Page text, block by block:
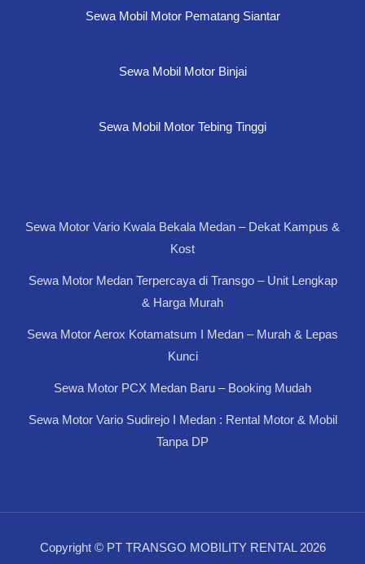
Sewa Mobil Motor Pematang Siantar
Sewa Mobil Motor Binjai
Sewa Mobil Motor Tebing Tinggi
Sewa Motor Vario Kwala Bekala Medan – Dekat Kampus &
Kost
Sewa Motor Medan Terpercaya di Transgo – Unit Lengkap
& Harga Murah
Sewa Motor Aerox Kotamatsum I Medan – Murah & Lepas
Kunci
Sewa Motor PCX Medan Baru – Booking Mudah
Sewa Motor Vario Sudirejo I Medan : Rental Motor & Mobil
Tanpa DP
Copyright © PT TRANSGO MOBILITY RENTAL 2026